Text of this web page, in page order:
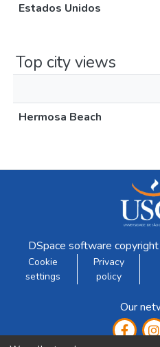
Estados Unidos
Top city views
Hermosa Beach
DSpace software
Cookie
settings
Privacy
policy
Our